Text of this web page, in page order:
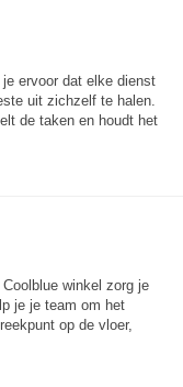
ervoor dat elke dienst
uit zichzelf te halen.
de taken en houdt het
winkel zorg je
je je team om het
op de vloer,